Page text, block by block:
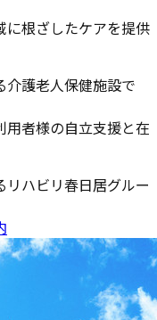
に根ざしたケアを提供
介護老人保健施設で
者様の自立支援と在
リハビリ春日居グルー